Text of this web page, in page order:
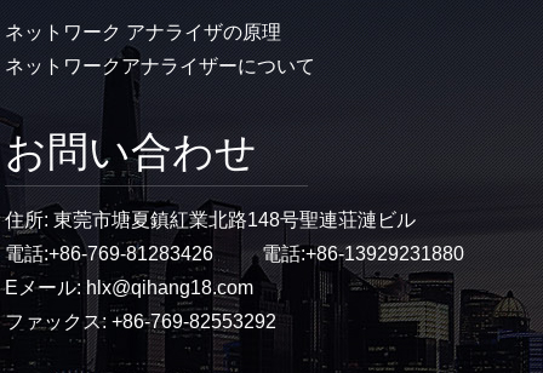
ネットワーク アナライザの原理
ネットワークアナライザーについて
お問い合わせ
住所: 東莞市塘夏鎮紅業北路148号聖連荘漣ビル
電話:+86-769-81283426 電話:+86-13929231880
Eメール: hlx@qihang18.com
ファックス: +86-769-82553292